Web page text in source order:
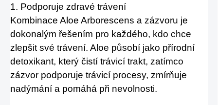
1. Podporuje zdravé trávení
Kombinace Aloe Arborescens a zázvoru je
dokonalým řešením pro každého, kdo chce
zlepšit své trávení. Aloe působí jako přírodní
detoxikant, který čistí trávicí trakt, zatímco
zázvor podporuje trávicí procesy, zmírňuje
nadýmání a pomáhá při nevolnosti.